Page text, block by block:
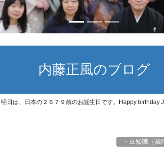
内藤正風のブログ
明日は、日本の２６７９歳のお誕生日です。Happy birthday
・豆知識（歳